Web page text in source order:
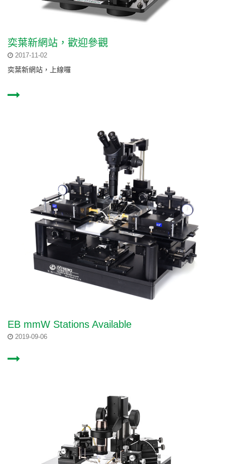
奕葉新網站，歡迎參觀
2017-11-02
奕葉新網站，上線囉
EB mmW Stations Available
2019-09-06